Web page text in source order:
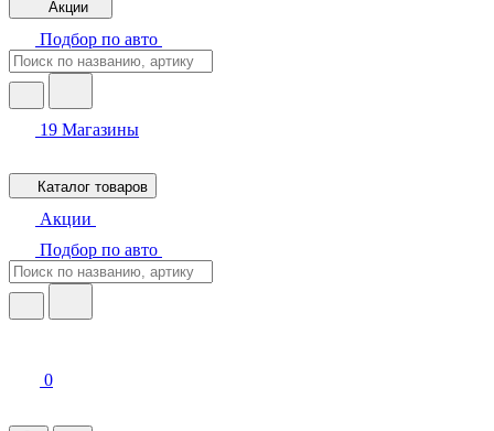
Акции
Подбор по авто
19 Магазины
Каталог товаров
Акции
Подбор по авто
0